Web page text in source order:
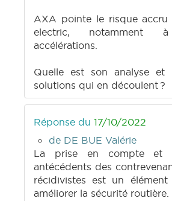
AXA pointe le risque accru
electric, notamment
accélérations.
Quelle est son analyse et
solutions qui en découlent ?
Réponse du 17/10/2022
de DE BUE Valérie
La prise en compte et
antécédents des
récidivistes est un élément
améliorer la sécurité routière.